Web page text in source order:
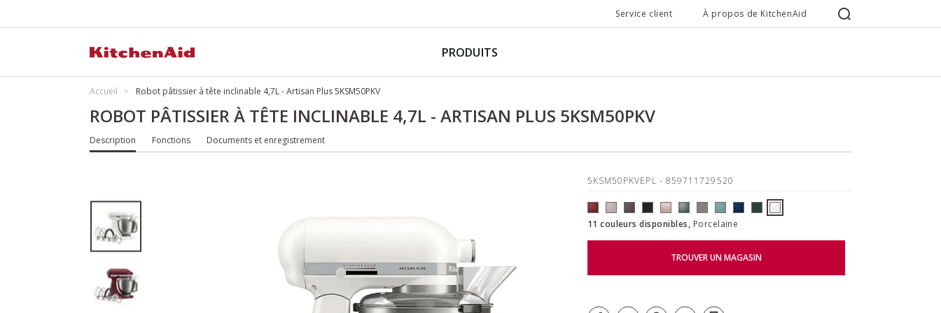
Service client À propos de KitchenAid
PRODUITS
Accueil Robot pâtissier à tête inclinable 4,7L - Artisan Plus 5KSM50PKV
ROBOT PÂTISSIER À TÊTE INCLINABLE 4,7L - ARTISAN PLUS 5KSM50PKV
Description Fonctions Documents et enregistrement
5KSM50PKVEPL - 859711729520
11 couleurs disponibles, Porcelaine
TROUVER UN MAGASIN